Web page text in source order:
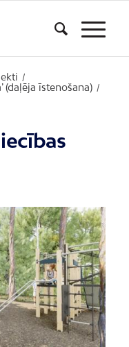
/
(daļēja īstenošana) /